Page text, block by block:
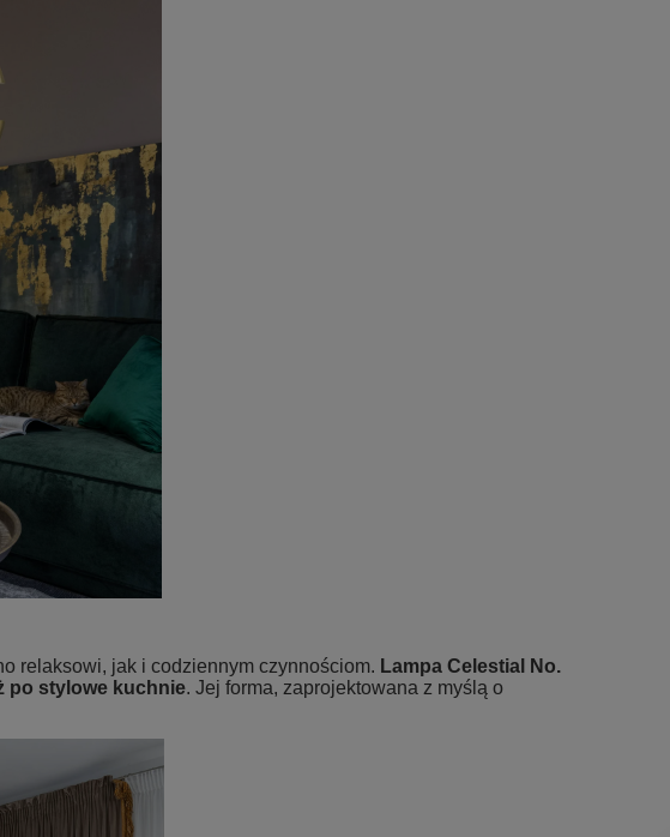
relaksowi, jak i codziennym czynnościom. Lampa Celestial No.
po stylowe kuchnie. Jej forma, zaprojektowana z myślą o